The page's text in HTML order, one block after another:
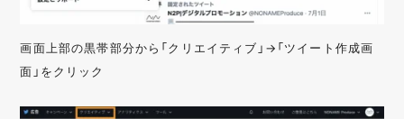
画面上部の黒帯部分から「クリエイティブ」→「ツイート作成画
面」をクリック